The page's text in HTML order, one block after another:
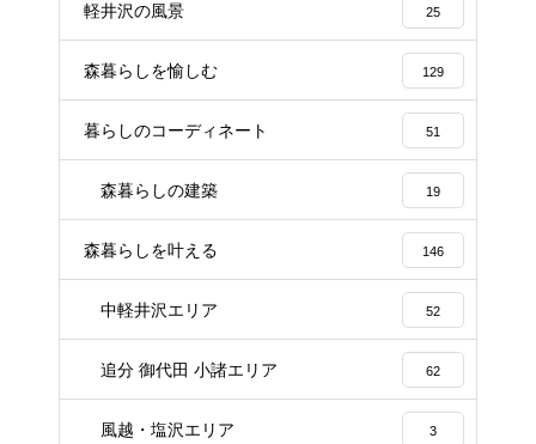
軽井沢の風景 25
森暮らしを愉しむ 129
暮らしのコーディネート 51
森暮らしの建築 19
森暮らしを叶える 146
中軽井沢エリア 52
追分 御代田 小諸エリア 62
風越・塩沢エリア 3